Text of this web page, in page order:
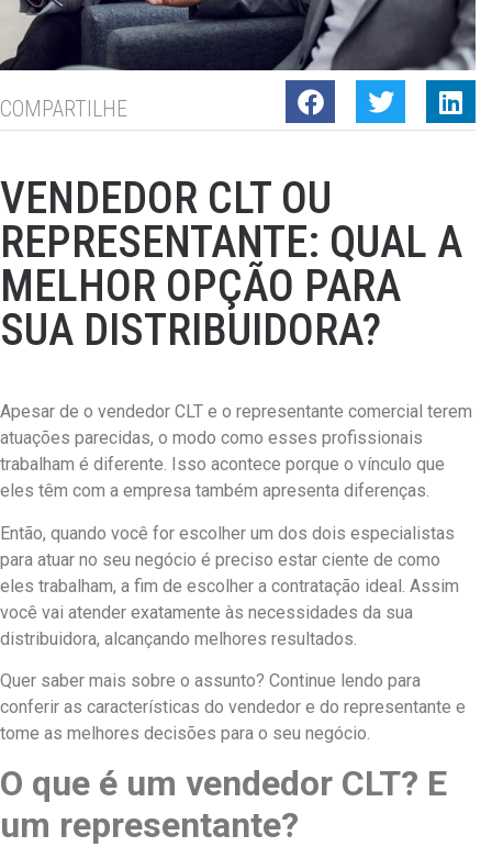
COMPARTILHE
VENDEDOR CLT OU
REPRESENTANTE: QUAL A
MELHOR OPÇÃO PARA
SUA DISTRIBUIDORA?
Apesar de o vendedor CLT e o representante comercial terem
atuações parecidas, o modo como esses profissionais
trabalham é diferente. Isso acontece porque o vínculo que
eles têm com a empresa também apresenta diferenças.
Então, quando você for escolher um dos dois especialistas
para atuar no seu negócio é preciso estar ciente de como
eles trabalham, a fim de escolher a contratação ideal. Assim
você vai atender exatamente às necessidades da sua
distribuidora, alcançando melhores resultados.
Quer saber mais sobre o assunto? Continue lendo para
conferir as características do vendedor e do representante e
tome as melhores decisões para o seu negócio.
O que é um vendedor CLT? E
um representante?